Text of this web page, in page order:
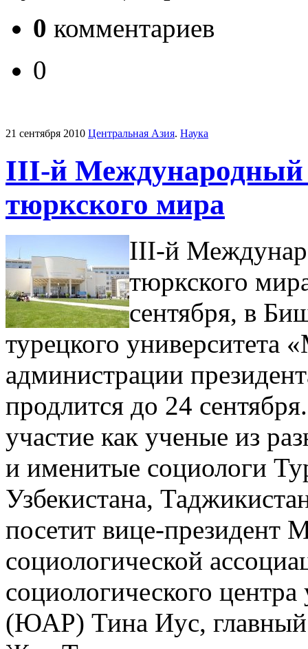
0 комментариев
0
21 сентября 2010 Центральная Азия. Наука
III-й Международный
тюркского мира
III-й
тюркского
сентября, в
турецкого университета
администрации
продлится до 24
участие как ученые из
и именитые социологи
Узбекистана,
посетит вице-президент
социологической
социологического
(ЮАР) Тина Иус, главный